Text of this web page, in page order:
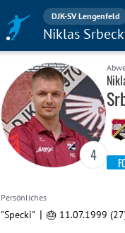
DJK-SV Lengenfeld
Niklas
4
Persönliches
"Specki" | 🎂 11.07.1999